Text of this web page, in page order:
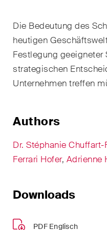
Die Bedeutung des
heutigen
Festlegung
strategischen
Unternehmen treffen
Authors
Dr. Stéphanie
Ferrari Hofer, Adrienne
Downloads
PDF Englisch
E-Mail*
Monatlich